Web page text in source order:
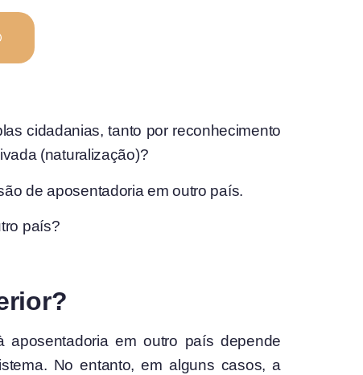
cidadanias, tanto por reconhecimento
(naturalização)?
de aposentadoria em outro país.
país?
aposentadoria em outro país depende
No entanto, em alguns casos, a